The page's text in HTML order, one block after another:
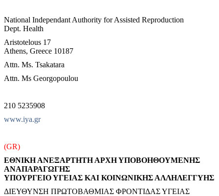
National Independant Authority for Assisted Reproduction
Dept. Health
Aristotelous 17
Athens, Greece 10187
Attn. Ms. Tsakatara
Attn. Ms Georgopoulou
210 5235908
www.iya.gr
(GR)
ΕΘΝΙΚΗ ΑΝΕΞΑΡΤΗΤΗ ΑΡΧΗ ΥΠΟΒΟΗΘΟΥΜΕΝΗΣ
ΑΝΑΠΑΡΑΓΩΓΗΣ
ΥΠΟΥΡΓΕΙΟ ΥΓΕΙΑΣ ΚΑΙ ΚΟΙΝΩΝΙΚΗΣ ΑΛΛΗΛΕΓΓΥΗΣ
ΔΙΕΥΘΥΝΣΗ ΠΡΩΤΟΒΑΘΜΙΑΣ ΦΡΟΝΤΙΔΑΣ ΥΓΕΙΑΣ